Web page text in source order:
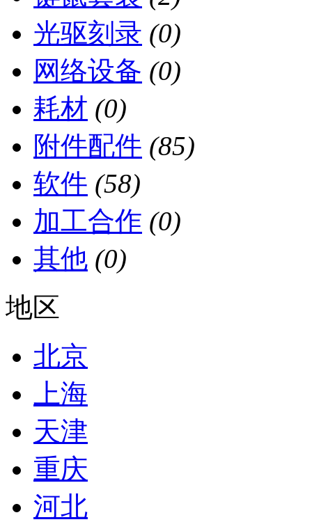
光驱刻录 (0)
网络设备 (0)
耗材 (0)
附件配件 (85)
软件 (58)
加工合作 (0)
其他 (0)
地区
北京
上海
天津
重庆
河北